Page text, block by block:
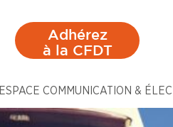
Adhérez
à la CFDT
ESPACE COMMUNICATION &